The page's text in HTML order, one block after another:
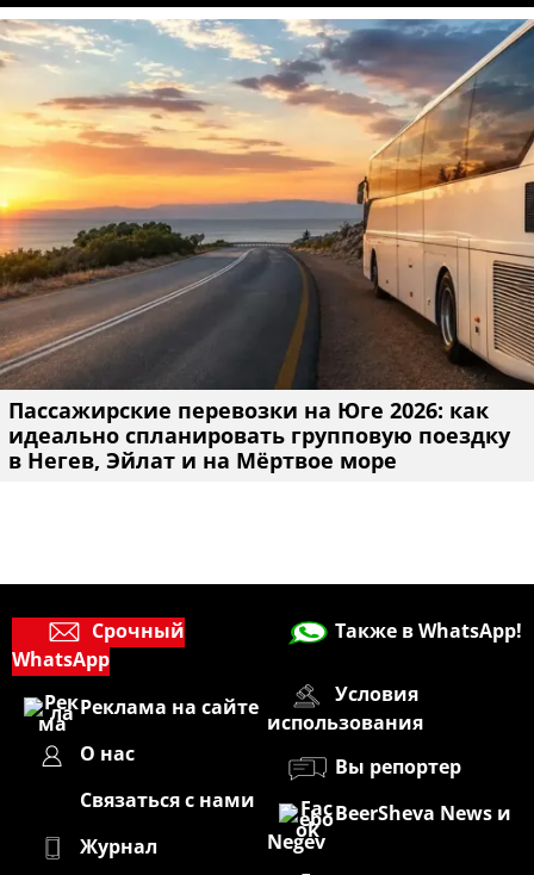
Пассажирские перевозки на Юге 2026: как
идеально спланировать групповую поездку
в Негев, Эйлат и на Мёртвое море
Также в WhatsApp!
Условия
использования
Вы репортер
BeerSheva News и
Negev
Срочный
WhatsApp
Реклама на сайте
О нас
Связаться с нами
Журнал